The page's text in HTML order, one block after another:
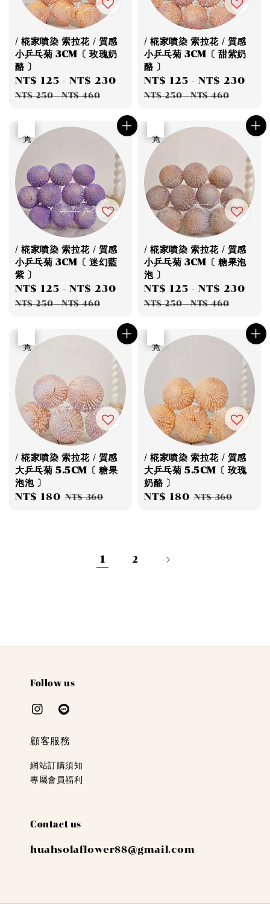
/ 椛家噴染 索拉花 / 質感
小乒乓菊 3CM〔 玫瑰奶
酪 〕
Sale
price
NT$ 125 -NT$ 230
Regular
price
NT$ 250-NT$ 460
/ 椛家噴染 索拉花 / 質感
小乒乓菊 3CM〔 甜紫奶
酪 〕
Sale
price
NT$ 125 -NT$ 230
NT$ 250-NT$ 460
/ 椛家噴染 索拉花 / 質感
小乒乓菊 3CM〔 迷幻藍
紫 〕
Sale
price
NT$ 125 -NT$ 230
Regular
price
NT$ 250-NT$ 460
/ 椛家噴染 索拉花 / 質感
小乒乓菊 3CM〔 糖果泡
泡 〕
Sale
price
NT$ 125 -NT$ 230
NT$ 250-NT$ 460
/ 椛家噴染 索拉花 / 質感
大乒乓菊 5.5CM〔 糖果
泡泡 〕
Sale
NT$ 180 Regular
NT$ 360
/ 椛家噴染 索拉花 / 質感
大乒乓菊 5.5CM〔 玫瑰
奶酪 〕
Sale
NT$ 180 Regular
NT$ 360
1 2
Follow us
顧客服務
網站訂購須知
專屬會員福利
Contact us
huahsolaflower88@gmail.com